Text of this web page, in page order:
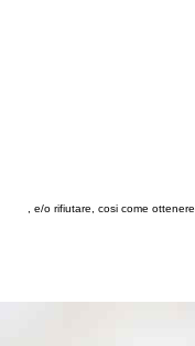
, e/o rifiutare, cosi come ottenere